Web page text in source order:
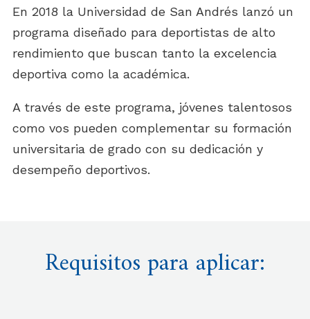
En 2018 la Universidad de San Andrés lanzó un
programa diseñado para deportistas de alto
rendimiento que buscan tanto la excelencia
deportiva como la académica.
A través de este programa, jóvenes talentosos
como vos pueden complementar su formación
universitaria de grado con su dedicación y
desempeño deportivos.
Requisitos para aplicar: